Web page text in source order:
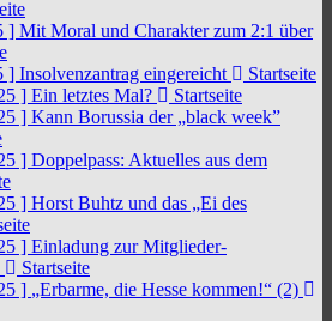
] Mit Moral und Charakter zum 2:1 über
] Insolvenzantrag eingereicht
Startseite
] Ein letztes Mal?
Startseite
] Kann Borussia der „black week”
] Doppelpass: Aktuelles aus dem
] Horst Buhtz und das „Ei des
] Einladung zur Mitglieder-
Startseite
] „Erbarme, die Hesse kommen!“ (2)